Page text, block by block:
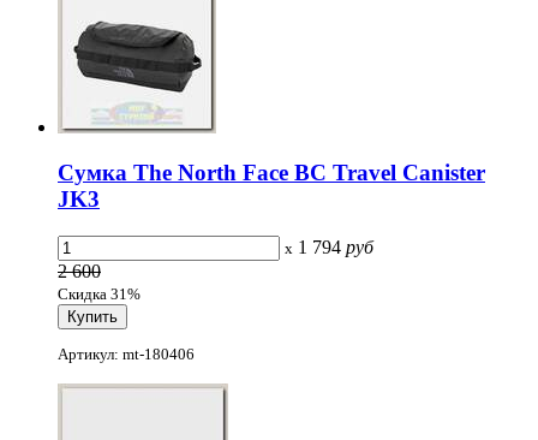
Сумка The North Face BC Travel Canister
JK3
x 1 794 руб
2 600
Скидка 31%
Артикул: mt-180406